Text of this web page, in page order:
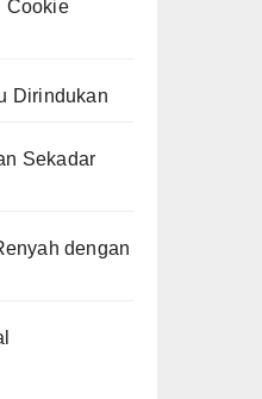
Cookie
Dirindukan
Sekadar
dengan